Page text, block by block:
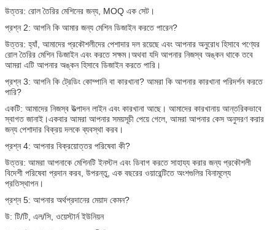
উত্তর: রোল তৈরির মেশিনের জন্য, MOQ এক সেট।
প্রশ্ন 2: আপনি কি আমার জন্য মেশিন ডিজাইন করতে পারেন?
উত্তর: হ্যাঁ, আমাদের প্রকৌশলীদের পেশাদার দল রয়েছে এবং আপনার অনুরোধ হিসাবে পণ্যের
রোল তৈরির মেশিন ডিজাইন এবং করতে সক্ষম।অথবা যদি আপনার নিজস্ব অঙ্কন থাকে তবে
আমরা এটি আপনার অঙ্কন হিসাবে ডিজাইন করতে পারি।
প্রশ্ন 3: আপনি কি ট্রেডিং কোম্পানি বা কারখানা? আমরা কি আপনার কারখানা পরিদর্শন করতে
পারি?
একটি: আমাদের নিজস্ব উত্পাদন লাইন এবং কারখানা আছে। আমাদের কারখানায় আন্তরিকভাবে
স্বাগত জানাই।একবার আমরা আপনার সময়সূচী পেয়ে গেলে, আমরা আপনার কেস অনুসরণ করার
জন্য পেশাদার বিক্রয় দলকে ব্যবস্থা করব।
প্রশ্ন 4: আপনার বিক্রয়োত্তর পরিষেবা কী?
উত্তর: আমরা আপনাকে মেশিনটি ইনস্টল এবং ডিবাগ করতে সাহায্য করার জন্য প্রকৌশলী
বিদেশী পরিষেবা প্রদান করব, উপরন্তু, এক বছরের ওয়ারেন্টিতে অংশগুলির বিনামূল্যে
প্রতিস্থাপন।
প্রশ্ন 5: আপনার অর্থপ্রদানের মেয়াদ কেমন?
উ: টি/টি, এল/সি, ওয়েস্টার্ন ইউনিয়ন